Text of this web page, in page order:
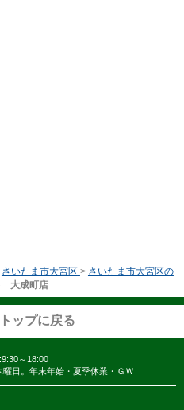
さいたま市大宮区 > さいたま市大宮区の
大成町店
ップに戻る
～18:00
日。年末年始・夏季休業・ＧＷ